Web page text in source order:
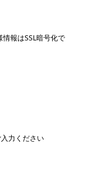
報はSSL暗号化で
力ください